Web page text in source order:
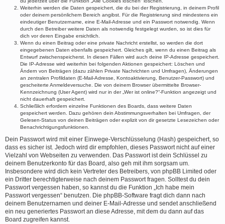
Weiterhin werden die Daten gespeichert, die du bei der Registrierung, in deinem Profil
oder deinem persönlichem Bereich angibst. Für die Registrierung sind mindestens ein
eindeutiger Benutzername, eine E-Mail-Adresse und ein Passwort notwendig. Wenn
durch den Betreiber weitere Daten als notwendig festgelegt wurden, so ist dies für
dich vor deren Eingabe ersichtlich.
Wenn du einen Beitrag oder eine private Nachricht erstellst, so werden die dort
eingegebenen Daten ebenfalls gespeichert. Gleiches gilt, wenn du einen Beitrag als
Entwurf zwischenspeicherst. In diesen Fällen wird auch deine IP-Adresse gespeichert.
Die IP-Adresse wird weiterhin bei folgenden Aktionen gespeichert: Löschen und
Ändern von Beiträgen (dazu zählen Private Nachrichten und Umfragen), Änderungen
an zentralen Profildaten (E-Mail-Adresse, Kontoaktivierung, Benutzer-Passwort) und
gescheiterte Anmeldeversuche. Die von deinem Browser übermittelte Browser-
Kennzeichnung (User Agent) wird nur in der „Wer ist online?“-Funktion angezeigt und
nicht dauerhaft gespeichert.
Schließlich erfordern einzelne Funktionen des Boards, dass weitere Daten
gespeichert werden. Dazu gehören dein Abstimmungsverhalten bei Umfragen, der
Gelesen-Status von deinen Beiträgen oder explizit von dir gesetzte Lesezeichen oder
Benachrichtigungsfunktionen.
Dein Passwort wird mit einer Einwege-Verschlüsselung (Hash) gespeichert, so
dass es sicher ist. Jedoch wird dir empfohlen, dieses Passwort nicht auf einer
Vielzahl von Webseiten zu verwenden. Das Passwort ist dein Schlüssel zu
deinem Benutzerkonto für das Board, also geh mit ihm sorgsam um.
Insbesondere wird dich kein Vertreter des Betreibers, von phpBB Limited oder
ein Dritter berechtigterweise nach deinem Passwort fragen. Solltest du dein
Passwort vergessen haben, so kannst du die Funktion „Ich habe mein
Passwort vergessen“ benutzen. Die phpBB-Software fragt dich dann nach
deinem Benutzernamen und deiner E-Mail-Adresse und sendet anschließend
ein neu generiertes Passwort an diese Adresse, mit dem du dann auf das
Board zugreifen kannst.